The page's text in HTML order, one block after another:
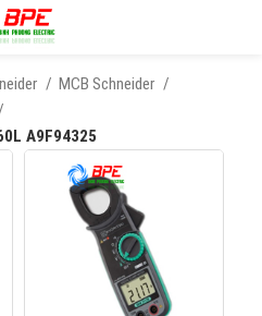
MCB Schneider
A9F94325